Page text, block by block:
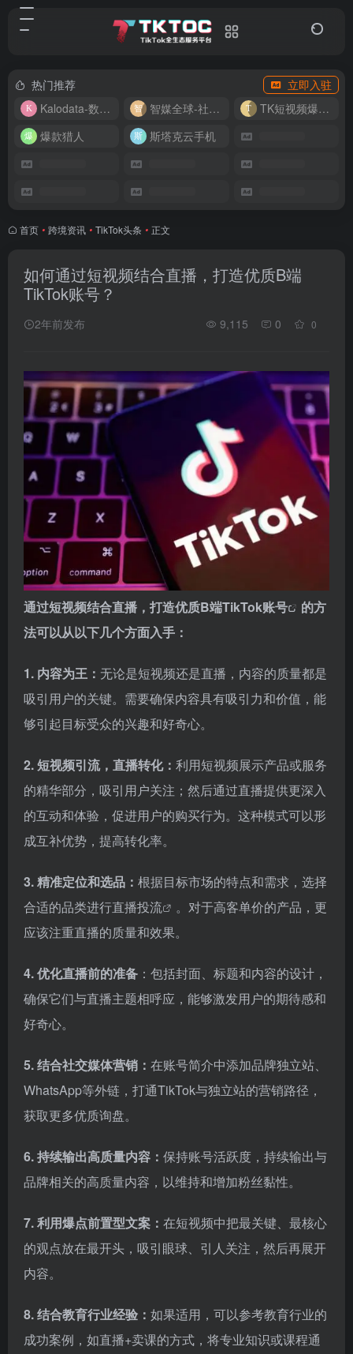
热门推荐
立即入驻
Kalodata-数据分析平台
智媒全球-社媒管理平台
TK短视频爆款复刻
爆款猎人
斯塔克云手机
首页 • 跨境资讯 • TikTok头条 • 正文
如何通过短视频结合直播，打造优质B端
TikTok账号？
2年前发布 9,115 0 0
通过短视频结合直播，打造优质B端TikTok账号
的方
法可以从以下几个方面入手：
1. 内容为王： 无论是短视频还是直播，内容的质量都是
吸引用户的关键。需要确保内容具有吸引力和价值，能
够引起目标受众的兴趣和好奇心。
2. 短视频引流，直播转化： 利用短视频展示产品或服务
的精华部分，吸引用户关注；然后通过直播提供更深入
的互动和体验，促进用户的购买行为。这种模式可以形
成互补优势，提高转化率。
3. 精准定位和选品： 根据目标市场的特点和需求，选择
合适的品类进行直播投流
。对于高客单价的产品，更
应该注重直播的质量和效果。
4. 优化直播前的准备 ：包括封面、标题和内容的设计，
确保它们与直播主题相呼应，能够激发用户的期待感和
好奇心。
5. 结合社交媒体营销： 在账号简介中添加品牌独立站、
WhatsApp等外链，打通TikTok与独立站的营销路径，
获取更多优质询盘。
6. 持续输出高质量内容： 保持账号活跃度，持续输出与
品牌相关的高质量内容，以维持和增加粉丝黏性。
7. 利用爆点前置型文案： 在短视频中把最关键、最核心
的观点放在最开头，吸引眼球、引人关注，然后再展开
内容。
8. 结合教育行业经验： 如果适用，可以参考教育行业的
成功案例，如直播+卖课的方式，将专业知识或课程通